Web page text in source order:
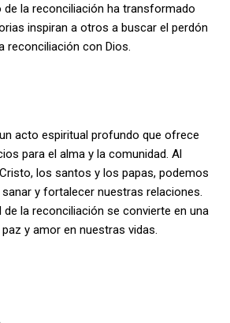
la reconciliación ha transformado
inspiran a otros a buscar el perdón
reconciliación con Dios.
acto espiritual profundo que ofrece
para el alma y la comunidad. Al
los santos y los papas, podemos
y fortalecer nuestras relaciones.
de la reconciliación se convierte en una
y amor en nuestras vidas.